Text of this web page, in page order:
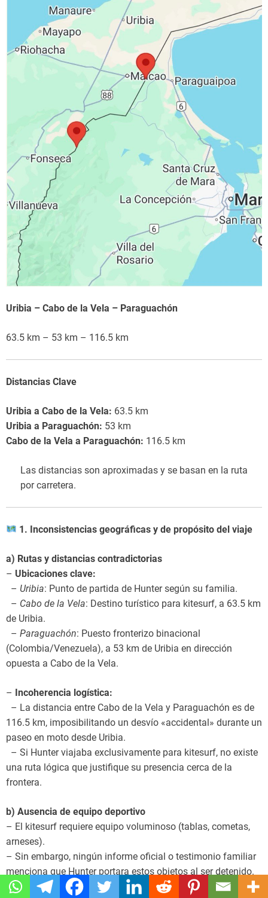
Uribia – Cabo de la Vela – Paraguachón
63.5 km – 53 km – 116.5 km
Distancias Clave
Uribia a Cabo de la Vela: 63.5 km
Uribia a Paraguachón: 53 km
Cabo de la Vela a Paraguachón: 116.5 km
Las distancias son aproximadas y se basan en la ruta
por carretera.
1. Inconsistencias geográficas y de propósito del viaje
a) Rutas y distancias contradictorias
– Ubicaciones clave:
– Uribia: Punto de partida de Hunter según su familia.
– Cabo de la Vela: Destino turístico para kitesurf, a 63.5 km
de Uribia.
– Paraguachón: Puesto fronterizo binacional
(Colombia/Venezuela), a 53 km de Uribia en dirección
opuesta a Cabo de la Vela.
– Incoherencia logística:
– La distancia entre Cabo de la Vela y Paraguachón es de
116.5 km, imposibilitando un desvío «accidental» durante un
paseo en moto desde Uribia.
– Si Hunter viajaba exclusivamente para kitesurf, no existe
una ruta lógica que justifique su presencia cerca de la
frontera.
b) Ausencia de equipo deportivo
– El kitesurf requiere equipo voluminoso (tablas, cometas,
arneses).
– Sin embargo, ningún informe oficial o testimonio familiar
menciona que Hunter portara estos objetos al ser detenido.
– Esto debilita la narrativa de que su viaje tenía un propósito